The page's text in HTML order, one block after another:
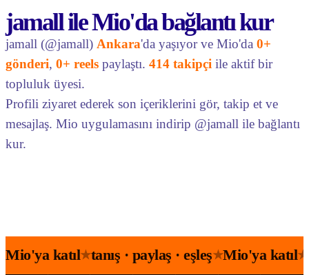
jamall ile Mio'da bağlantı kur
jamall (@jamall) Ankara'da yaşıyor ve Mio'da 0+
gönderi, 0+ reels paylaştı. 414 takipçi ile aktif bir
topluluk üyesi.
Profili ziyaret ederek son içeriklerini gör, takip et ve
mesajlaş. Mio uygulamasını indirip @jamall ile bağlantı
kur.
Mio'ya katıl★tanış · paylaş · eşleş★Mio'ya katıl★